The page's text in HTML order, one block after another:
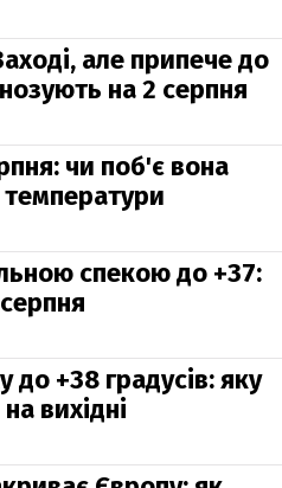
але припече до
на 2 серпня
чи поб'є вона
спекою до +37:
до +38 градусів: яку
вихідні